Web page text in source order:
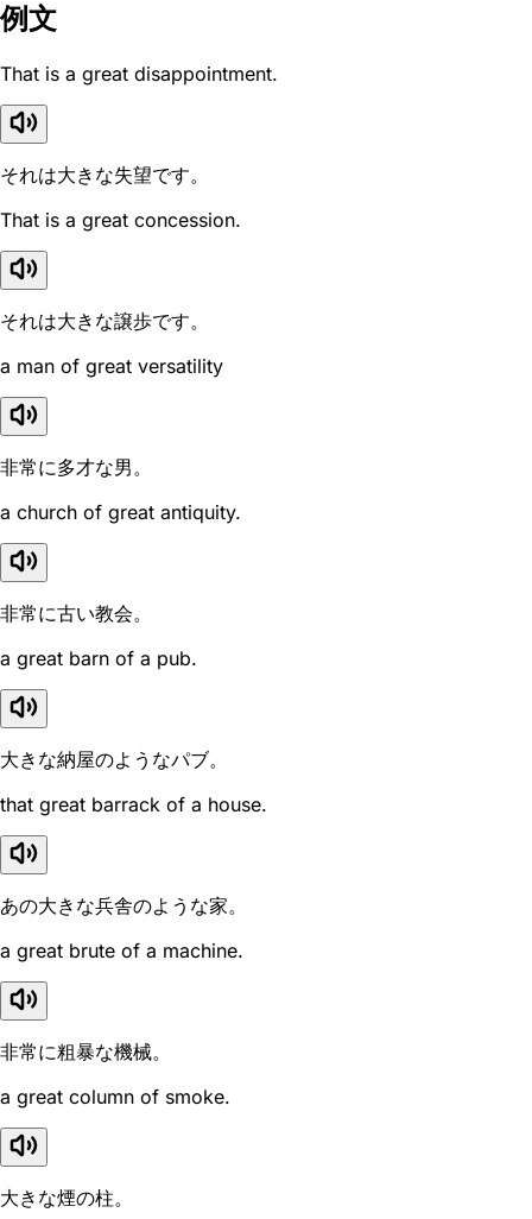
例文
That is a great disappointment.
それは大きな失望です。
That is a great concession.
それは大きな譲歩です。
a man of great versatility
非常に多才な男。
a church of great antiquity.
非常に古い教会。
a great barn of a pub.
大きな納屋のようなパブ。
that great barrack of a house.
あの大きな兵舎のような家。
a great brute of a machine.
非常に粗暴な機械。
a great column of smoke.
大きな煙の柱。